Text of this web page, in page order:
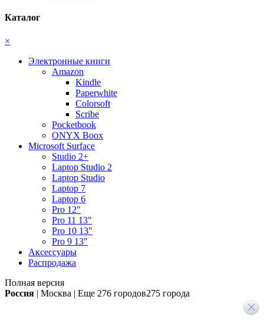
Каталог
×
Электронные книги
Amazon
Kindle
Paperwhite
Colorsoft
Scribe
Pocketbook
ONYX Boox
Microsoft Surface
Studio 2+
Laptop Studio 2
Laptop Studio
Laptop 7
Laptop 6
Pro 12"
Pro 11 13"
Pro 10 13"
Pro 9 13"
Аксессуары
Распродажа
Полная версия
Россия | Москва | Еще 276 городов275 города